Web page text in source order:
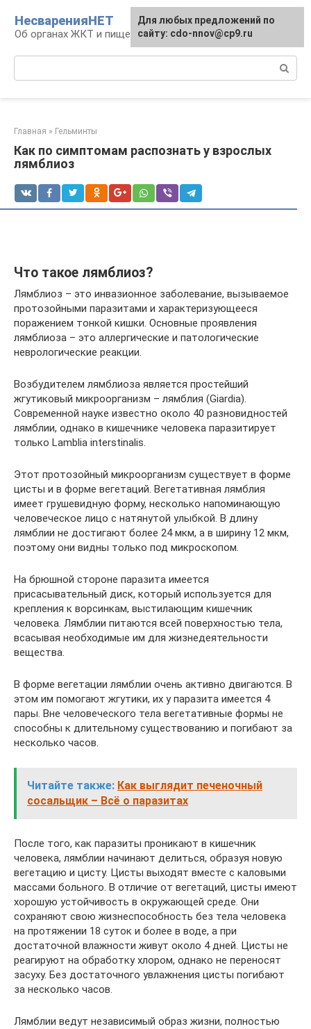
контенту
НесваренияНЕТ
Об органах ЖКТ и пищеварении
Главная » Гельминты
Как по симптомам распознать у взрослых
лямблиоз
Что такое лямблиоз?
Лямблиоз – это инвазионное заболевание, вызываемое
протозойными паразитами и характеризующееся
поражением тонкой кишки. Основные проявления
лямблиоза – это аллергические и патологические
неврологические реакции.
Возбудителем лямблиоза является простейший
жгутиковый микроорганизм – лямблия (Giardia).
Современной науке известно около 40 разновидностей
лямблии, однако в кишечнике человека паразитирует
только Lamblia interstinalis.
Этот протозойный микроорганизм существует в форме
цисты и в форме вегетаций. Вегетативная лямблия
имеет грушевидную форму, несколько напоминающую
человеческое лицо с натянутой улыбкой. В длину
лямблии не достигают более 24 мкм, а в ширину 12 мкм,
поэтому они видны только под микроскопом.
На брюшной стороне паразита имеется
присасывательный диск, который используется для
крепления к ворсинкам, выстилающим кишечник
человека. Лямблии питаются всей поверхностью тела,
всасывая необходимые им для жизнедеятельности
вещества.
В форме вегетации лямблии очень активно двигаются. В
этом им помогают жгутики, их у паразита имеется 4
пары. Вне человеческого тела вегетативные формы не
способны к длительному существованию и погибают за
несколько часов.
Читайте также: Как выглядит печеночный
сосальщик – Всё о паразитах
После того, как паразиты проникают в кишечник
человека, лямблии начинают делиться, образуя новую
вегетацию и цисту. Цисты выходят вместе с каловыми
массами больного. В отличие от вегетаций, цисты имеют
хорошую устойчивость в окружающей среде. Они
сохраняют свою жизнеспособность без тела человека
на протяжении 18 суток и более в воде, а при
достаточной влажности живут около 4 дней. Цисты не
реагируют на обработку хлором, однако не переносят
засуху. Без достаточного увлажнения цисты погибают
за несколько часов.
Лямблии ведут независимый образ жизни, полностью
Для любых предложений по
сайту: cdo-nnov@cp9.ru